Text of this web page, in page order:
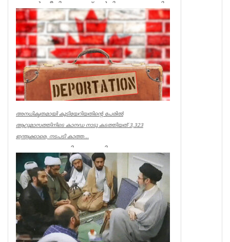
ലണ്ടൻ: ജീവിതച്ചെലവ് വർധിക്കുന്നതുമായി
ബന്ധപ്പെട്ട ജനങ്ങളുടെ ആശങ്കകൾ
നേരിട്ടറിയാനും കേൾക്കാനും ബ്രിട...
UK NEWS
അനധികൃതമായി കുടിയേറിയതിന്റെ പേരിൽ
ആറുമാസത്തിനിടെ കാനഡ നാടു കടത്തിയത് 3,323
ഇന്ത്യക്കാരെ, നടപടി കാത്ത...
ഓട്ടോവ: അനധികൃതമായി
കുടിയേറിയതിന്റെ പേരിൽ
ആറുമാസത്തിനിടെ കാനഡ
നാടുകടത്തിയത് 3,323 ഇന്ത്യക്കാരെ. കാന...
World